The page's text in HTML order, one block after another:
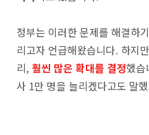
정부는 이러한 문제를 해결하
리고자 언급해왔습니다. 하지
리,훨씬 많은 확대를 결정했습
사 1만 명을 늘리겠다고도 말